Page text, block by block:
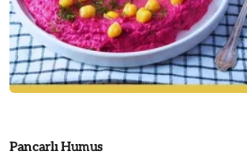
Pancarlı Humus